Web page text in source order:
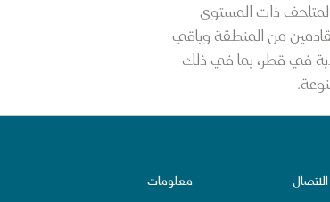
في قطر، إلى جانب السواحل النقية الممتدة على مسافة 500 كيلومتر، والمتاحف ذات المستوى
من المنطقة وباقي
في قطر، بما في ذلك
الاتصال معلومات